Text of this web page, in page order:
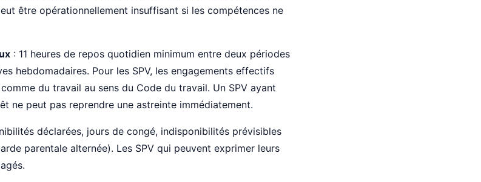
être opérationnellement insuffisant si les compétences ne
: 11 heures de repos quotidien minimum entre deux périodes
hebdomadaires. Pour les SPV, les engagements effectifs
du travail au sens du Code du travail. Un SPV ayant
ne peut pas reprendre une astreinte immédiatement.
déclarées, jours de congé, indisponibilités prévisibles
parentale alternée). Les SPV qui peuvent exprimer leurs